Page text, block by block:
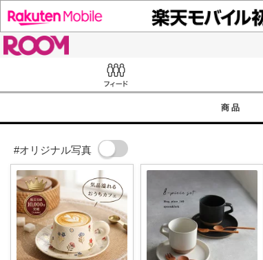
商品
#オリジナル写真